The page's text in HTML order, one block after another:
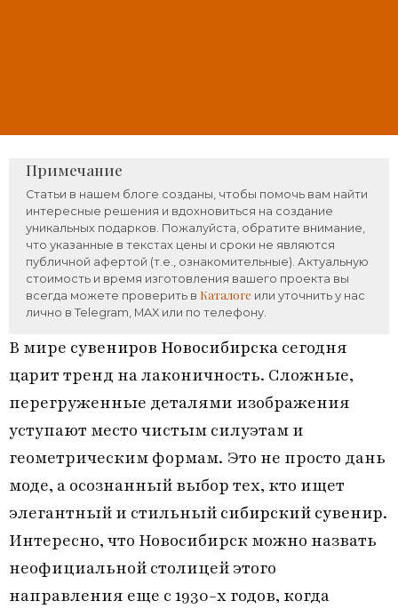
Примечание
Статьи в нашем блоге созданы, чтобы помочь вам найти
интересные решения и вдохновиться на создание
уникальных подарков. Пожалуйста, обратите внимание,
что указанные в текстах цены и сроки не являются
публичной афертой (т.е., ознакомительные). Актуальную
стоимость и время изготовления вашего проекта вы
всегда можете проверить в Каталоге или уточнить у нас
лично в Telegram, MAX или по телефону.
В мире сувениров Новосибирска сегодня
царит тренд на лаконичность. Сложные,
перегруженные деталями изображения
уступают место чистым силуэтам и
геометрическим формам. Это не просто дань
моде, а осознанный выбор тех, кто ищет
элегантный и стильный сибирский сувенир.
Интересно, что Новосибирск можно назвать
неофициальной столицей этого
направления еще с 1930-х годов, когда